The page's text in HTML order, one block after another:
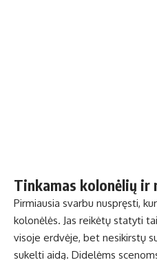
Tinkamas kolonėlių ir
Pirmiausia svarbu nuspręsti,
kolonėlės. Jas reikėtų statyti
visoje erdvėje, bet nesikirstų
sukelti aidą. Didelėms